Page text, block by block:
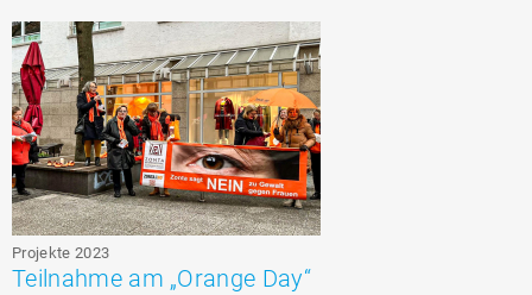
Projekte 2023
Teilnahme am „Orange Day“